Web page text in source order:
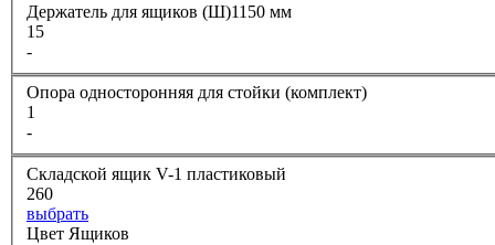
Держатель для ящиков (Ш)1150 мм
15
-
Опора односторонняя для стойки (комплект)
1
-
Складской ящик V-1 пластиковый
260
выбрать
Цвет Ящиков